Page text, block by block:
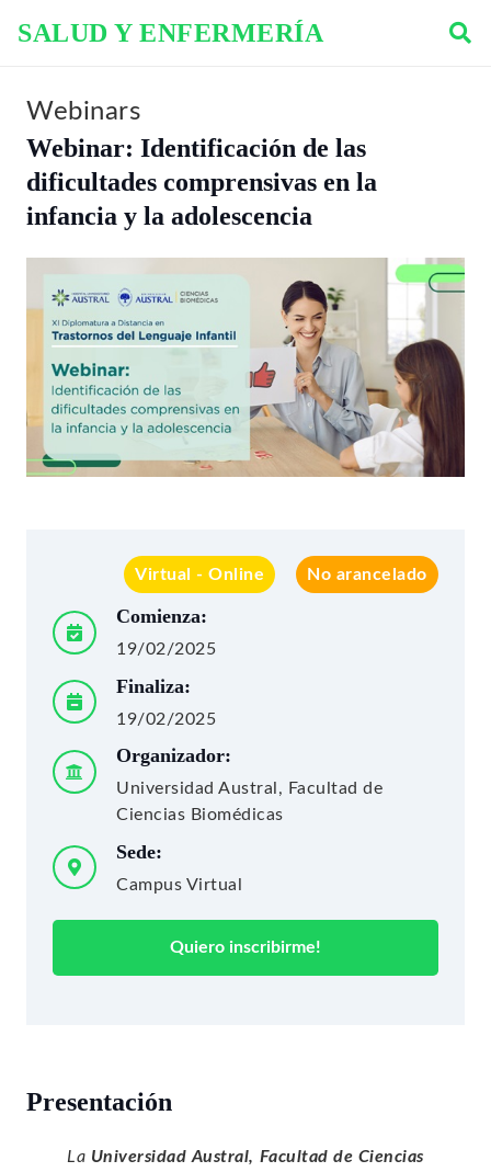
SALUD Y ENFERMERÍA
Webinars
Webinar: Identificación de las
dificultades comprensivas en la
infancia y la adolescencia
Virtual - Online No arancelado
Comienza:
19/02/2025
Finaliza:
19/02/2025
Organizador:
Universidad Austral, Facultad de
Ciencias Biomédicas
Sede:
Campus Virtual
Quiero inscribirme!
Presentación
La Universidad Austral, Facultad de Ciencias